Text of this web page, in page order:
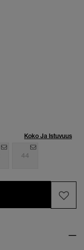
Koko Ja Istuvuus
44